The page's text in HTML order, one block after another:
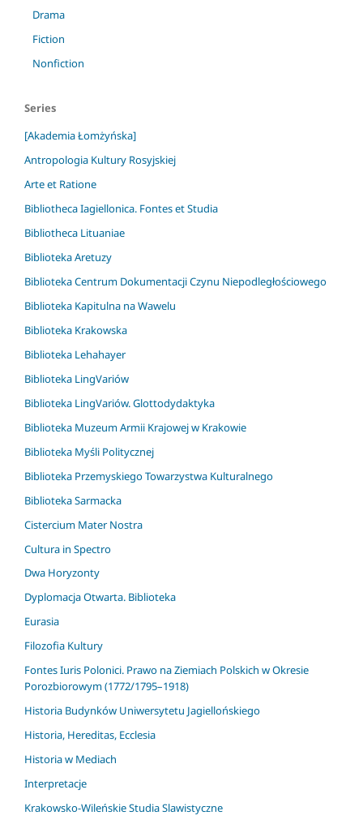
Drama
Fiction
Nonfiction
Series
[Akademia Łomżyńska]
Antropologia Kultury Rosyjskiej
Arte et Ratione
Bibliotheca Iagiellonica. Fontes et Studia
Bibliotheca Lituaniae
Biblioteka Aretuzy
Biblioteka Centrum Dokumentacji Czynu Niepodległościowego
Biblioteka Kapitulna na Wawelu
Biblioteka Krakowska
Biblioteka Lehahayer
Biblioteka LingVariów
Biblioteka LingVariów. Glottodydaktyka
Biblioteka Muzeum Armii Krajowej w Krakowie
Biblioteka Myśli Politycznej
Biblioteka Przemyskiego Towarzystwa Kulturalnego
Biblioteka Sarmacka
Cistercium Mater Nostra
Cultura in Spectro
Dwa Horyzonty
Dyplomacja Otwarta. Biblioteka
Eurasia
Filozofia Kultury
Fontes Iuris Polonici. Prawo na Ziemiach Polskich w Okresie
Porozbiorowym (1772/1795–1918)
Historia Budynków Uniwersytetu Jagiellońskiego
Historia, Hereditas, Ecclesia
Historia w Mediach
Interpretacje
Krakowsko-Wileńskie Studia Slawistyczne